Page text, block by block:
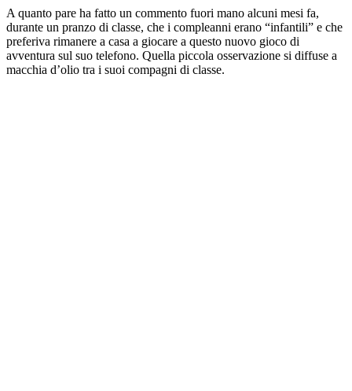
A quanto pare ha fatto un commento fuori mano alcuni mesi fa,
durante un pranzo di classe, che i compleanni erano “infantili” e che
preferiva rimanere a casa a giocare a questo nuovo gioco di
avventura sul suo telefono. Quella piccola osservazione si diffuse a
macchia d’olio tra i suoi compagni di classe.